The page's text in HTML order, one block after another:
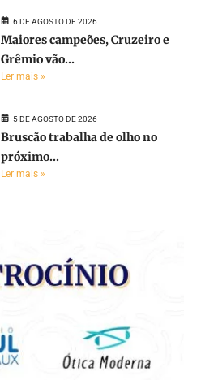
6 DE AGOSTO DE 2026
Maiores campeões, Cruzeiro e
Grêmio vão...
Ler mais »
5 DE AGOSTO DE 2026
Bruscão trabalha de olho no
próximo...
Ler mais »